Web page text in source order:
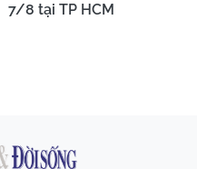
7/8 tại TP HCM